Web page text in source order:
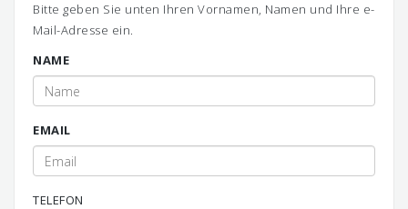
Bitte geben Sie unten Ihren Vornamen, Namen und Ihre e-
Mail-Adresse ein.
NAME
EMAIL
TELEFON